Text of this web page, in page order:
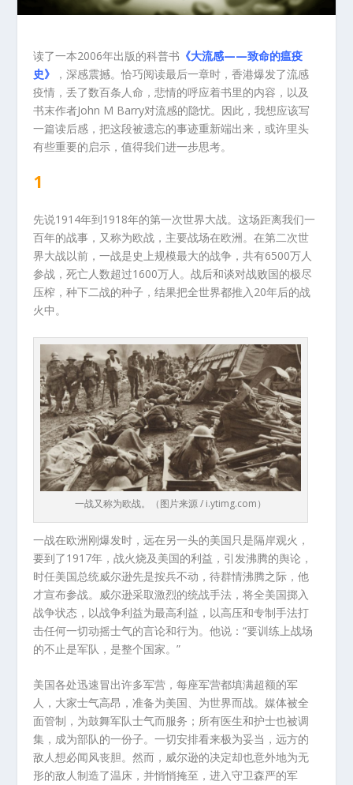
读了一本2006年出版的科普书 《大流感——致命的瘟疫
史》
，深感震撼。恰巧阅读最后一章时，香港爆发了流感
疫情，丢了数百条人命，悲情的呼应着书里的内容，以及
书末作者John M Barry对流感的隐忧。因此，我想应该写
一篇读后感，把这段被遗忘的事迹重新端出来，或许里头
有些重要的启示，值得我们进一步思考。
1
先说1914年到1918年的第一次世界大战。这场距离我们一
百年的战事，又称为欧战，主要战场在欧洲。在第二次世
界大战以前，一战是史上规模最大的战争，共有6500万人
参战，死亡人数超过1600万人。战后和谈对战败国的极尽
压榨，种下二战的种子，结果把全世界都推入20年后的战
火中。
一战又称为欧战。（图片来源 / i.ytimg.com）
一战在欧洲刚爆发时，远在另一头的美国只是隔岸观火，
要到了1917年，战火烧及美国的利益，引发沸腾的舆论，
时任美国总统威尔逊先是按兵不动，待群情沸腾之际，他
才宣布参战。威尔逊采取激烈的统战手法，将全美国掷入
战争状态，以战争利益为最高利益，以高压和专制手法打
击任何一切动摇士气的言论和行为。他说：“要训练上战场
的不止是军队，是整个国家。”
美国各处迅速冒出许多军营，每座军营都填满超额的军
人，大家士气高昂，准备为美国、为世界而战。媒体被全
面管制，为鼓舞军队士气而服务；所有医生和护士也被调
集，成为部队的一份子。一切安排看来极为妥当，远方的
敌人想必闻风丧胆。然而，威尔逊的决定却也意外地为无
形的敌人制造了温床，并悄悄掩至，进入守卫森严的军